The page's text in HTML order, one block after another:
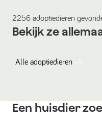
2256 adoptiedieren
Bekijk ze
Alle adoptiedieren
Een huisdier